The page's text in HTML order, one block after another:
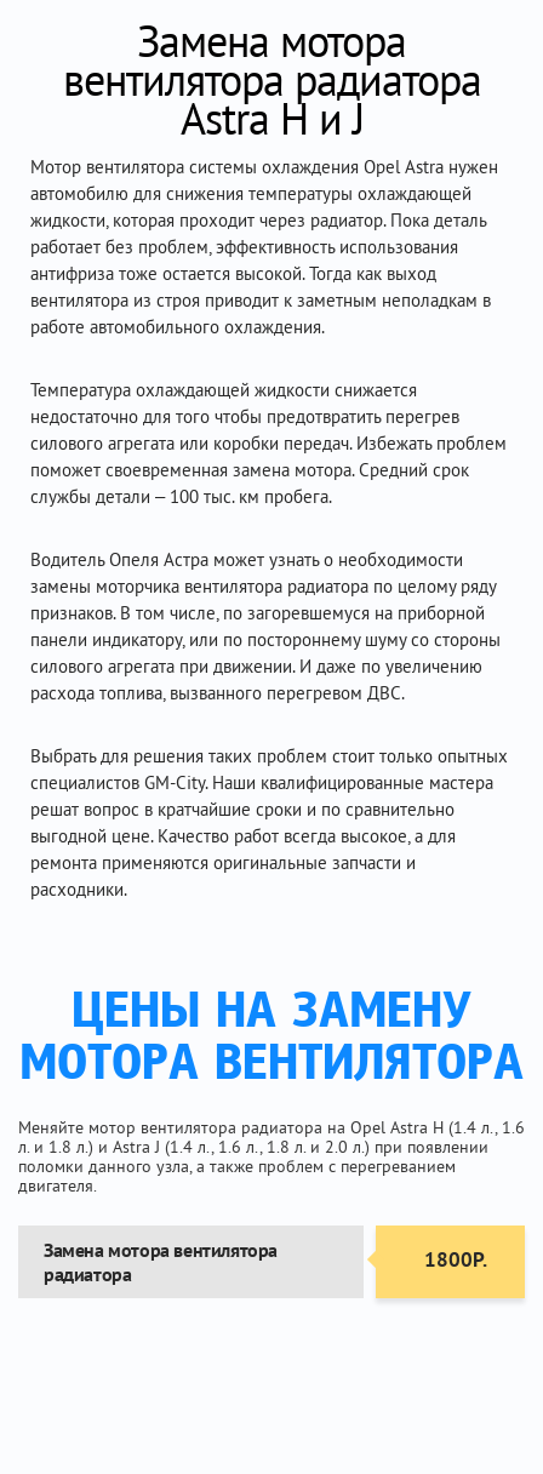
Замена мотора
вентилятора радиатора
Astra H и J
Мотор вентилятора системы охлаждения Opel Astra нужен
автомобилю для снижения температуры охлаждающей
жидкости, которая проходит через радиатор. Пока деталь
работает без проблем, эффективность использования
антифриза тоже остается высокой. Тогда как выход
вентилятора из строя приводит к заметным неполадкам в
работе автомобильного охлаждения.
Температура охлаждающей жидкости снижается
недостаточно для того чтобы предотвратить перегрев
силового агрегата или коробки передач. Избежать проблем
поможет своевременная замена мотора. Средний срок
службы детали – 100 тыс. км пробега.
Водитель Опеля Астра может узнать о необходимости
замены моторчика вентилятора радиатора по целому ряду
признаков. В том числе, по загоревшемуся на приборной
панели индикатору, или по постороннему шуму со стороны
силового агрегата при движении. И даже по увеличению
расхода топлива, вызванного перегревом ДВС.
Выбрать для решения таких проблем стоит только опытных
специалистов GM-City. Наши квалифицированные мастера
решат вопрос в кратчайшие сроки и по сравнительно
выгодной цене. Качество работ всегда высокое, а для
ремонта применяются оригинальные запчасти и
расходники.
ЦЕНЫ НА ЗАМЕНУ
МОТОРА ВЕНТИЛЯТОРА
Меняйте мотор вентилятора радиатора на Opel Astra H (1.4 л., 1.6
л. и 1.8 л.) и Astra J (1.4 л., 1.6 л., 1.8 л. и 2.0 л.) при появлении
поломки данного узла, а также проблем с перегреванием
двигателя.
Замена мотора вентилятора
радиатора
1800Р.